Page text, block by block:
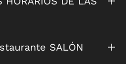
SALÓN